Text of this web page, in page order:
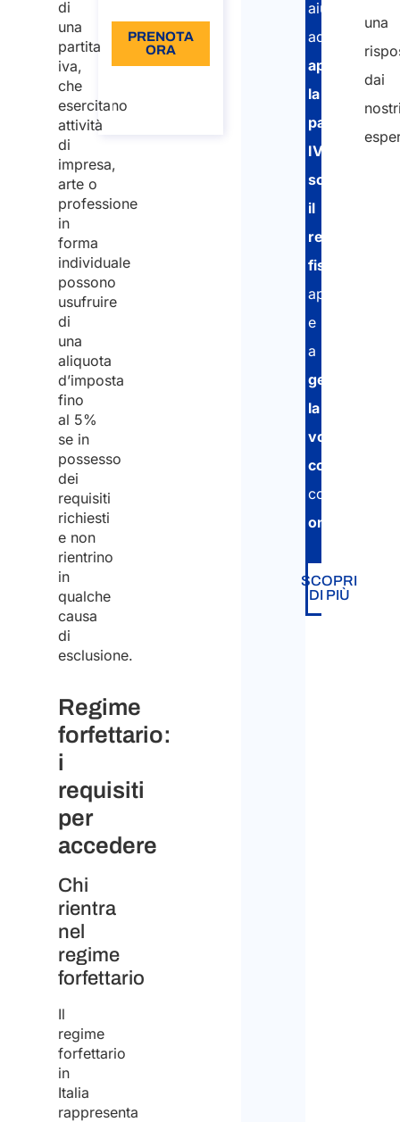
di
una
partita
iva,
che
esercitano
attività
di
impresa,
arte o
professione
in
forma
individuale
possono
usufruire
di
una
aliquota
d’imposta
fino
al 5%
se in
possesso
dei
requisiti
richiesti
e non
rientrino
in
qualche
causa
di
esclusione.
Regime
forfettario:
i
requisiti
per
accedere
Chi
rientra
nel
regime
forfettario
Il
regime
forfettario
in
Italia
rappresenta
PRENOTA
ORA
chiamata
aiutarvi
ad
aprire
la
partita
IVA
scegliere
il
regime
fiscale
appropriato
e
a
gestire
la
vostra
contabilità
online
SCOPRI
DI PIÙ
una
dai